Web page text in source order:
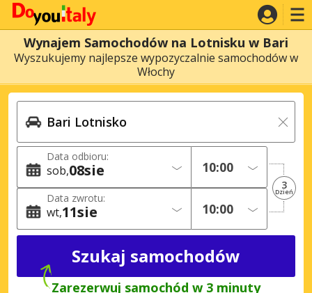
Wynajem Samochodów na Lotnisku w Bari
Wyszukujemy najlepsze wypozyczalnie samochodów w
Włochy
Data odbioru:
sob 08sie
Data zwrotu:
wt 11sie
3
Dzień
Zarezerwuj samochód w 3 minuty